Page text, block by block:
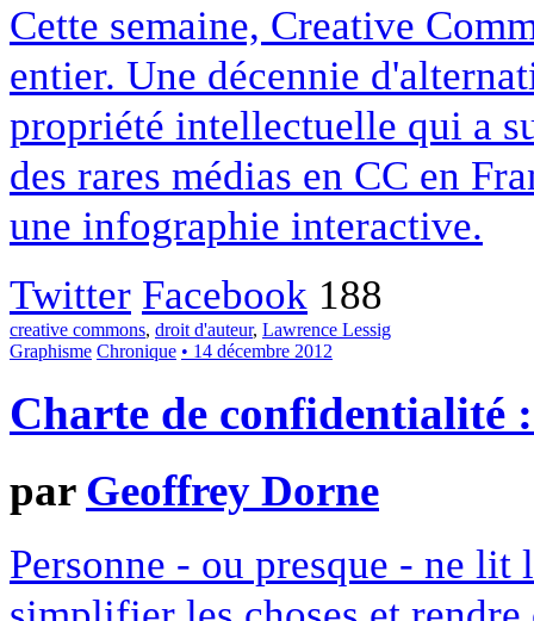
Cette semaine, Creative
entier. Une décennie
propriété intellectuelle qui a
des rares médias en CC en
une infographie interactive.
Twitter Facebook 188
creative commons, droit d'auteur, Lawrence Lessig
Graphisme Chronique • 14 décembre 2012
Charte de confidentialité
par Geoffrey Dorne
Personne - ou presque - ne